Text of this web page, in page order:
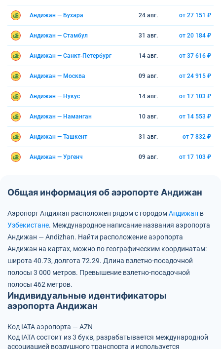
Андижан — Бухара 24 авг. от 27 151 ₽
Андижан — Стамбул 31 авг. от 20 184 ₽
Андижан — Санкт-Петербург 14 авг. от 37 616 ₽
Андижан — Москва 09 авг. от 24 915 ₽
Андижан — Нукус 14 авг. от 17 103 ₽
Андижан — Наманган 10 авг. от 14 553 ₽
Андижан — Ташкент 31 авг. от 7 832 ₽
Андижан — Ургенч 09 авг. от 17 103 ₽
Общая информация об аэропорте Андижан
Аэропорт Андижан расположен рядом с городомАндижан в
Узбекистане. Международное написание названия аэропорта
Андижан — Andizhan. Найти расположение аэропорта
Андижан на картах, можно по географическим координатам:
широта 40.73, долгота 72.29. Длина взлетно-посадочной
полосы 3 000 метров. Превышение взлетно-посадочной
полосы 462 метров.
Индивидуальные идентификаторы
аэропорта Андижан
Код IATA аэропорта — AZN
Код IATA состоит из 3 букв, разрабатывается международной
ассоциацией воздушного транспорта и используется